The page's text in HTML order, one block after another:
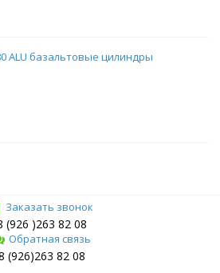
ALU базальтовые цилиндры
Заказать звонок
(926 )263 82 08
Обратная связь
(926)263 82 08